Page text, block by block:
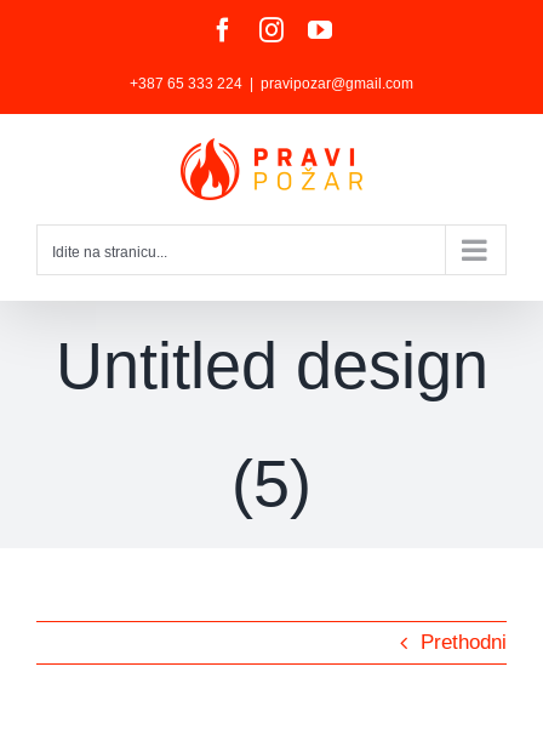
Facebook
InstagramYouTube
+387 65 333 224 pravipozar@gmail.com
Idite na stranicu...
Untitled design
(5)
Prethodni